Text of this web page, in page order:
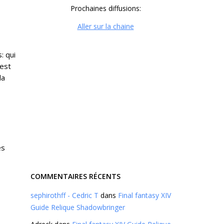
qui
Prochaines diffusions:
Aller sur la chaine
COMMENTAIRES RÉCENTS
sephirothff - Cedric T dans Final fantasy XIV
Guide Relique Shadowbringer